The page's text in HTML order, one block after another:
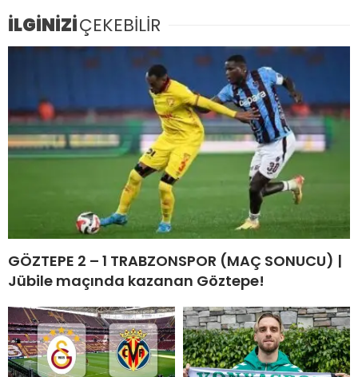
İLGİNİZİÇEKEBİLİR
GÖZTEPE 2 – 1 TRABZONSPOR (MAÇ SONUCU) |
Jübile maçında kazanan Göztepe!